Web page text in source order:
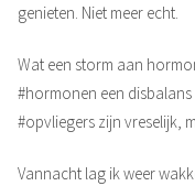
genieten. Niet meer echt.
Wat een storm aan
#hormonen een
#opvliegers zijn vreselijk,
Vannacht lag ik weer